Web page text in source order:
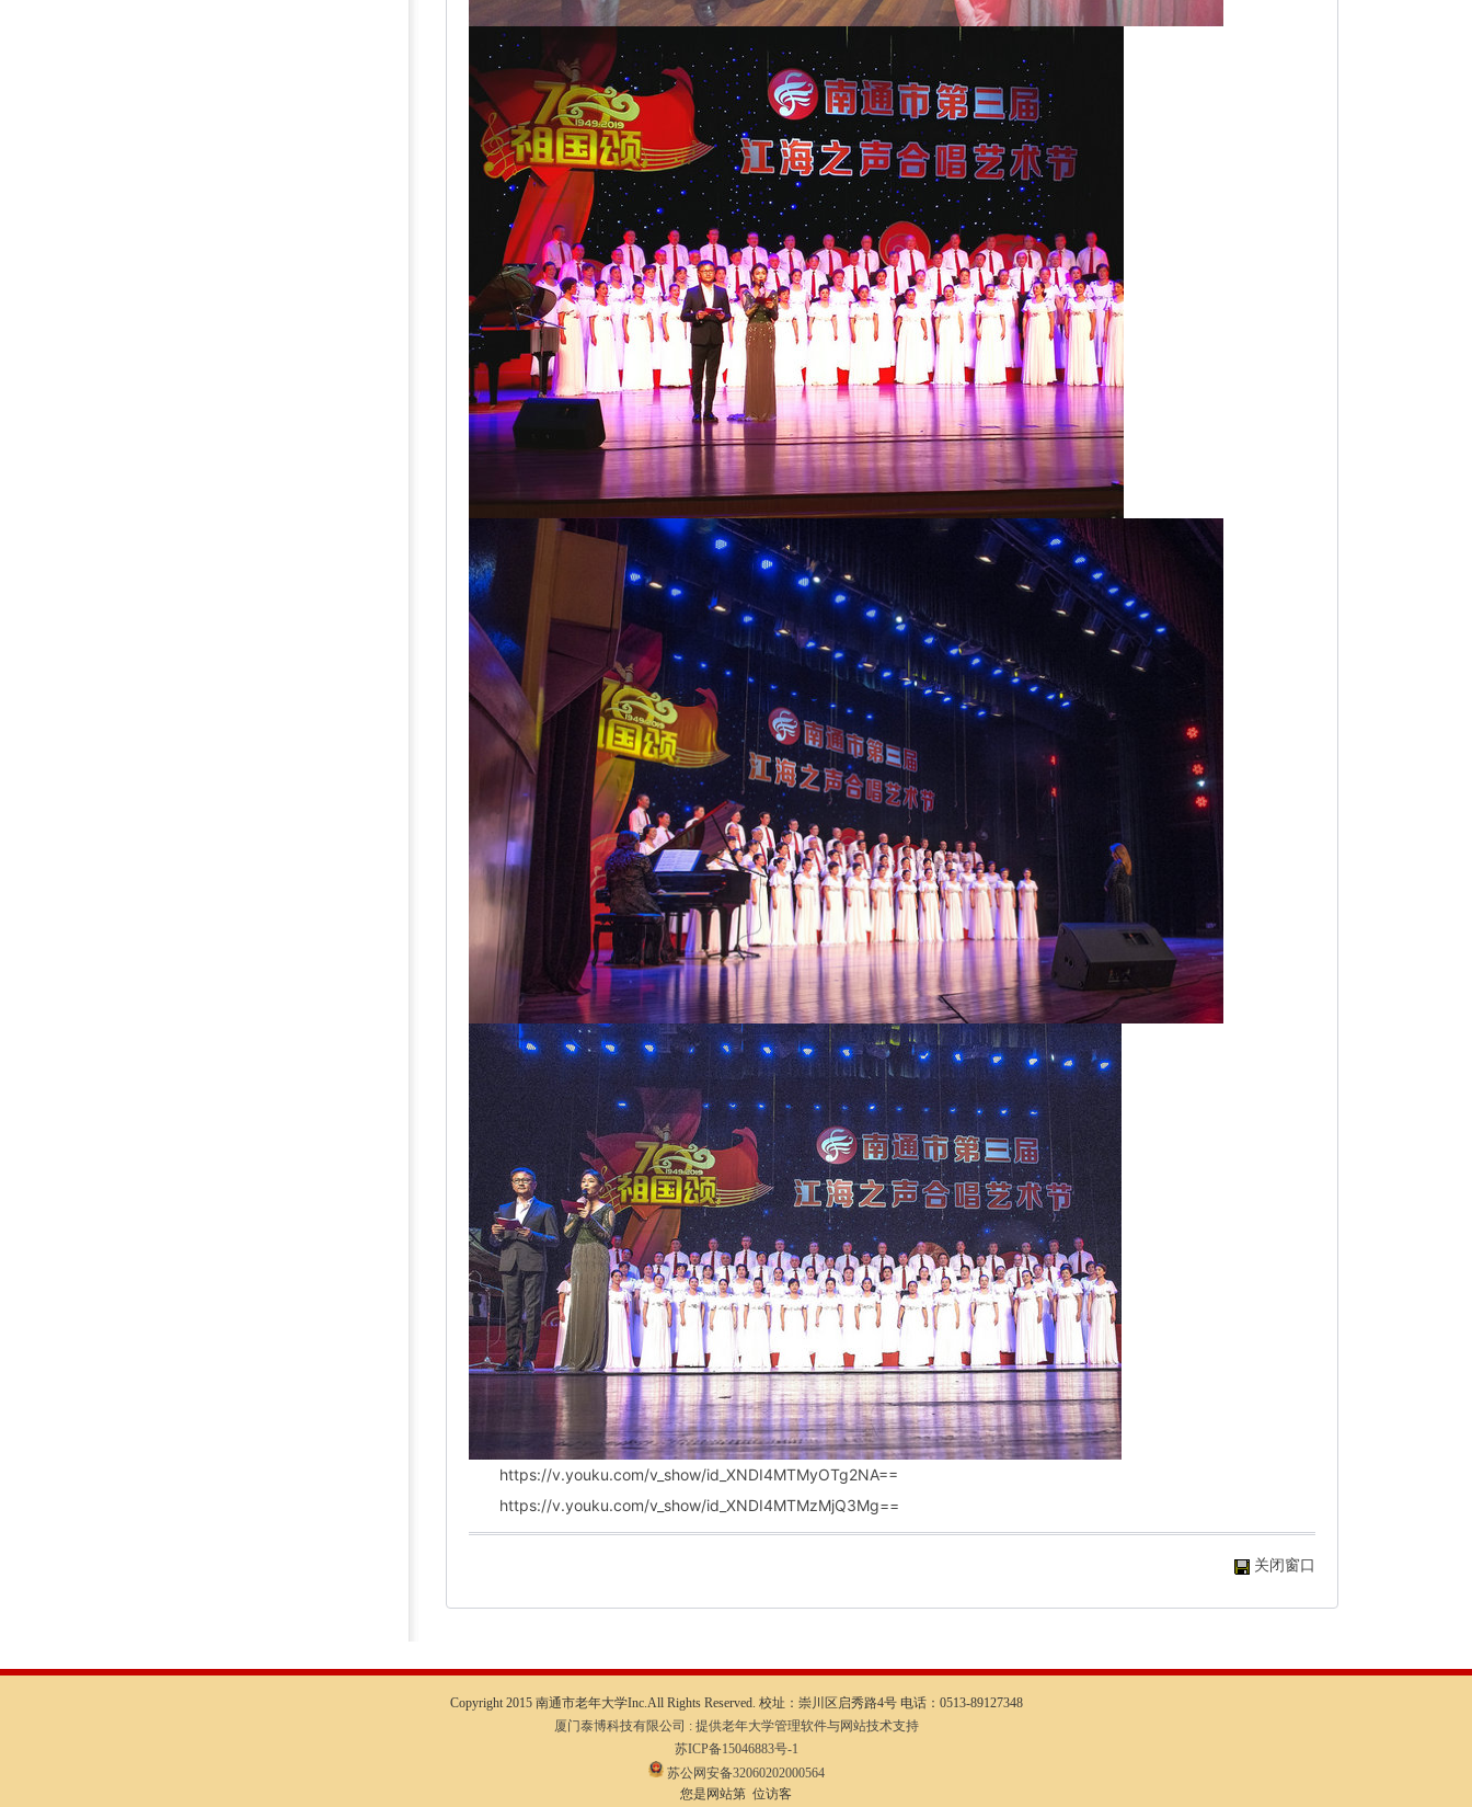
https://v.youku.com/v_show/id_XNDI4MTMyOTg2NA==
https://v.youku.com/v_show/id_XNDI4MTMzMjQ3Mg==
关闭窗口
Copyright 2015 南通市老年大学Inc.All Rights Reserved. 校址：崇川区启秀路4号 电话：0513-89127348
厦门泰博科技有限公司 : 提供老年大学管理软件与网站技术支持
苏ICP备15046883号-1
苏公网安备32060202000564
您是网站第 位访客